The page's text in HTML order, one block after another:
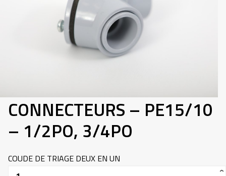
AUTORISATION DE RETOUR
MON COMPTE
FACEBOOK
CONNECTEURS – PE15/10
– 1/2PO, 3/4PO
COUDE DE TRIAGE DEUX EN UN
‹